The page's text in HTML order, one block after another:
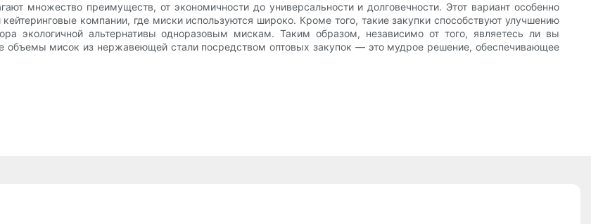
множество преимуществ, от экономичности до универсальности и долговечности. Этот вариант особенно
компании, где миски используются широко. Кроме того, такие закупки способствуют улучшению
экологичной альтернативы одноразовым мискам. Таким образом, независимо от того, являетесь ли вы
объемы мисок из нержавеющей стали посредством оптовых закупок — это мудрое решение, обеспечивающее